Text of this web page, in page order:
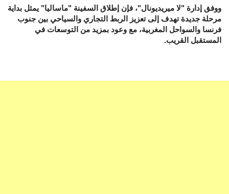
ووفق إدارة "لا ميريديونال"، فإن إطلاق السفينة "ماساليا" يمثل بداية
مرحلة جديدة تهدف إلى تعزيز الربط التجاري والسياحي بين جنوب
فرنسا والسواحل المغربية، مع وعود بمزيد من التوسعات في
المستقبل القريب.